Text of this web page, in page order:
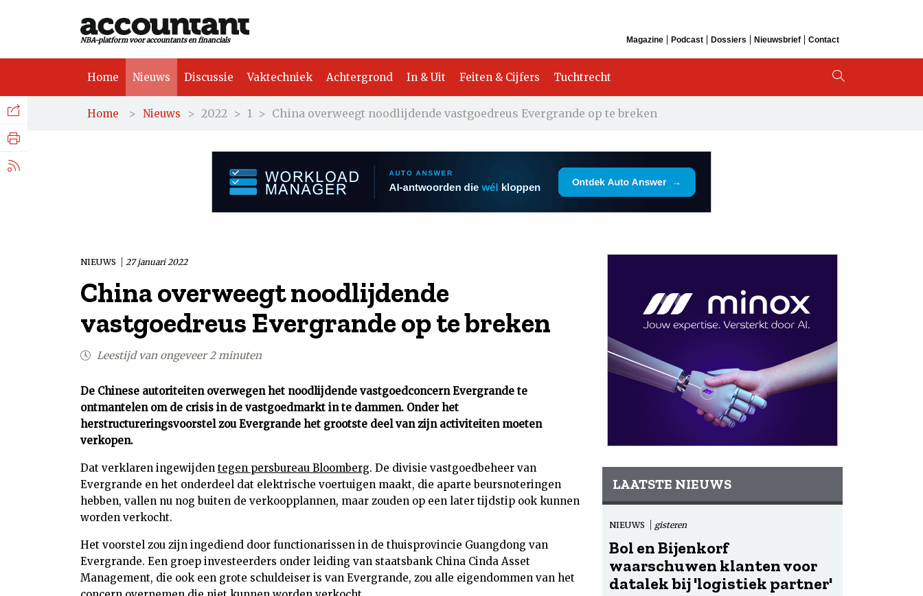
NBA-platform voor accountants en financials Magazine Podcast Dossiers Nieuwsbrief Contact
Home Nieuws Discussie Vaktechniek Achtergrond In & Uit Feiten & Cijfers Tuchtrecht
Home > Nieuws > 2022 > 1 > China overweegt noodlijdende vastgoedreus Evergrande op te breken
NIEUWS 27 januari 2022
China overweegt noodlijdende
vastgoedreus Evergrande op te breken
Leestijd van ongeveer 2 minuten
De Chinese autoriteiten overwegen het noodlijdende vastgoedconcern Evergrande te
ontmantelen om de crisis in de vastgoedmarkt in te dammen. Onder het
herstructureringsvoorstel zou Evergrande het grootste deel van zijn activiteiten moeten
verkopen.
Dat verklaren ingewijden tegen persbureau Bloomberg. De divisie vastgoedbeheer van
Evergrande en het onderdeel dat elektrische voertuigen maakt, die aparte beursnoteringen
hebben, vallen nu nog buiten de verkoopplannen, maar zouden op een later tijdstip ook kunnen
worden verkocht.
Het voorstel zou zijn ingediend door functionarissen in de thuisprovincie Guangdong van
Evergrande. Een groep investeerders onder leiding van staatsbank China Cinda Asset
Management, die ook een grote schuldeiser is van Evergrande, zou alle eigendommen van het
LAATSTE NIEUWS
NIEUWS gisteren
Bol en Bijenkorf
waarschuwen klanten voor
datalek bij 'logistiek partner'
Facebook
Nieuws